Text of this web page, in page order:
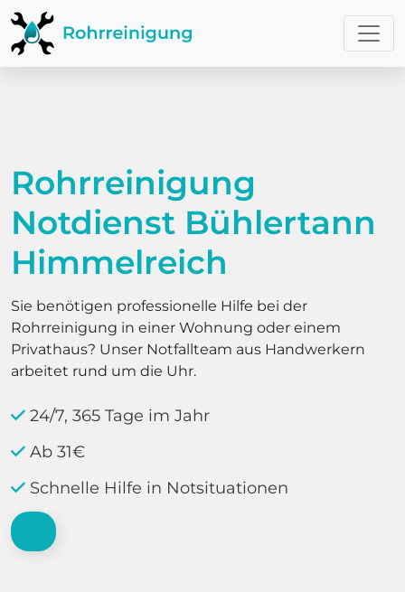
Rohrreinigung
Notdienst Bühlertann
Himmelreich
Sie benötigen professionelle Hilfe bei der
Rohrreinigung in einer Wohnung oder einem
Privathaus? Unser Notfallteam aus Handwerkern
arbeitet rund um die Uhr.
24/7, 365 Tage im Jahr
Ab 31€
Schnelle Hilfe in Notsituationen